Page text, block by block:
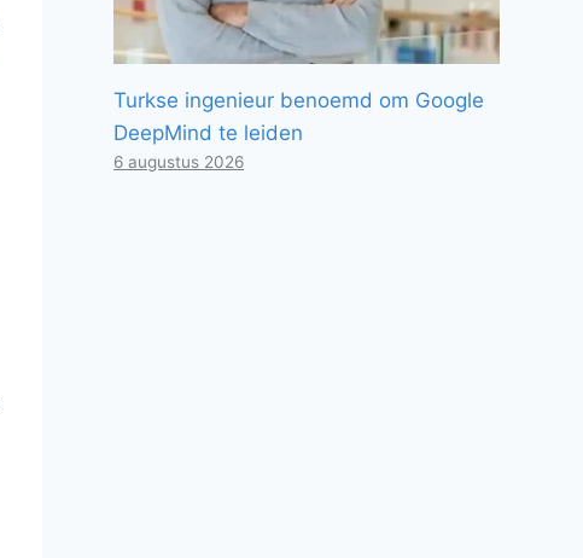
Turkse ingenieur benoemd om Google
DeepMind te leiden
6 augustus 2026